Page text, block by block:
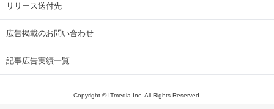
リリース送付先
広告掲載のお問い合わせ
記事広告実績一覧
Copyright © ITmedia Inc. All Rights Reserved.